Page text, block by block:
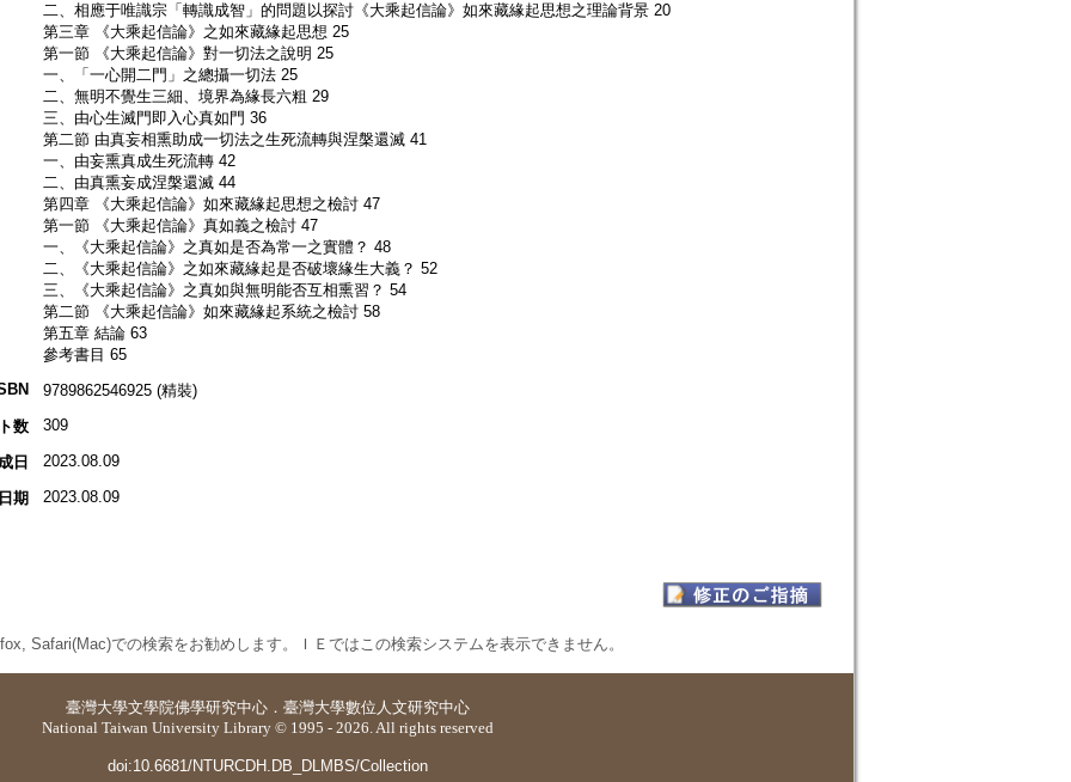
二、相應于唯識宗「轉識成智」的問題以探討《大乘起信論》如來藏緣起思想之理論背景 20
第三章 《大乘起信論》之如來藏緣起思想 25
第一節 《大乘起信論》對一切法之說明 25
一、「一心開二門」之總攝一切法 25
二、無明不覺生三細、境界為緣長六粗 29
三、由心生滅門即入心真如門 36
第二節 由真妄相熏助成一切法之生死流轉與涅槃還滅 41
一、由妄熏真成生死流轉 42
二、由真熏妄成涅槃還滅 44
第四章 《大乘起信論》如來藏緣起思想之檢討 47
第一節 《大乘起信論》真如義之檢討 47
一、《大乘起信論》之真如是否為常一之實體？ 48
二、《大乘起信論》之如來藏緣起是否破壞緣生大義？ 52
三、《大乘起信論》之真如與無明能否互相熏習？ 54
第二節 《大乘起信論》如來藏緣起系統之檢討 58
第五章 結論 63
參考書目 65
9789862546925 (精裝)
数
309
日 2023.08.09
期 2023.08.09
Safari(Mac)での検索をお勧めします。ＩＥではこの検索システムを表示できません。
臺灣大學文學院佛學研究中心 ． 臺灣大學數位人文研究中心
National Taiwan University Library © 1995 - 2026. All rights reserved
doi:10.6681/NTURCDH.DB_DLMBS/Collection